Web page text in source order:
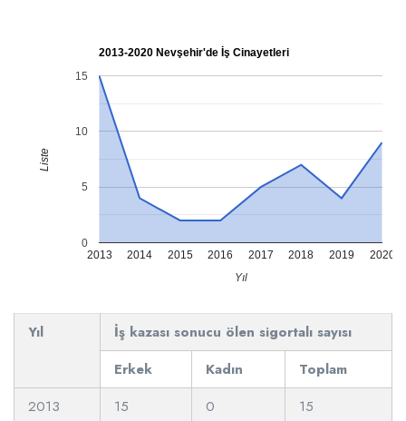
2013-2020 Nevşehir'de İş Cinayetleri
2013 2014 2015 2016 2017 2018 2019 2020
0
5
10
15
Yıl
Liste
Yıl
İş kazası sonucu ölen sigortalı sayısı
Erkek
Kadın
Toplam
2013
15 0
15